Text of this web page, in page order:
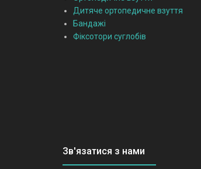
Дитяче ортопедичне взуття
Бандажі
Фіксотори суглобів